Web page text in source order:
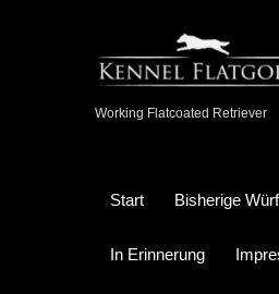
Working Flatcoated Retriever
Start Bisherige
In Erinnerung